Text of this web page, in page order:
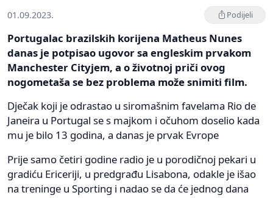
01.09.2023. Podijeli
Portugalac brazilskih korijena Matheus Nunes
danas je potpisao ugovor sa engleskim prvakom
Manchester Cityjem, a o životnoj priči ovog
nogometaša se bez problema može snimiti film.
Dječak koji je odrastao u siromašnim favelama Rio de
Janeira u Portugal se s majkom i očuhom doselio kada
mu je bilo 13 godina, a danas je prvak Evrope
Prije samo četiri godine radio je u porodičnoj pekari u
gradiću Ericeriji, u predgrađu Lisabona, odakle je išao
na treninge u Sporting i nadao se da će jednog dana